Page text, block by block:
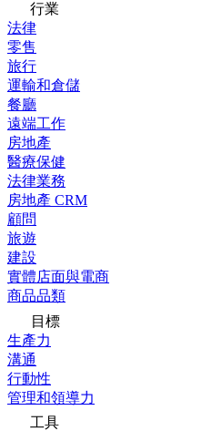
行業
法律
零售
旅行
運輸和倉儲
餐廳
遠端工作
房地產
醫療保健
法律業務
房地產 CRM
顧問
旅遊
建設
實體店面與電商
商品品類
目標
生產力
溝通
行動性
管理和領導力
工具